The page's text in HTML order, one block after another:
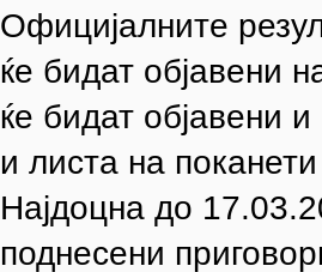
Официјалните
ќе бидат објавени
ќе бидат објавени
и листа на
Најдоцна до
поднесени